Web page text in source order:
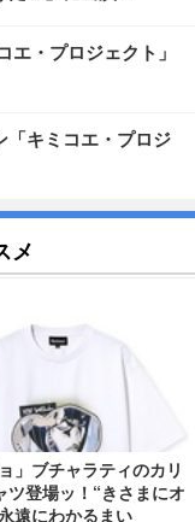
エ・プロジェクト」
「キミコエ・プロジ
メ
」ブチャラティのカリ
ツ登場ッ！“きさまにオ
遠にわかるまい